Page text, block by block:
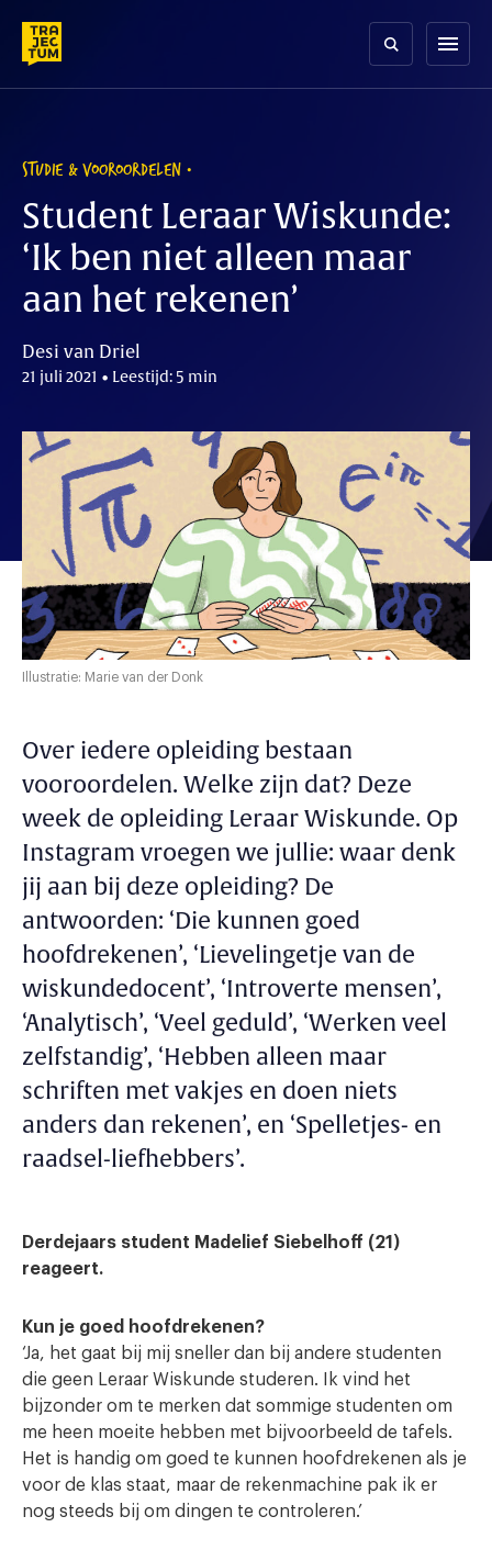
content
menu
STUDIE & VOOROORDELEN
Student Leraar Wiskunde:
‘Ik ben niet alleen maar
aan het rekenen’
Desi van Driel
21 juli 2021 • Leestijd: 5 min
Illustratie: Marie van der Donk
Over iedere opleiding bestaan
vooroordelen. Welke zijn dat? Deze
week de opleiding Leraar Wiskunde. Op
Instagram vroegen we jullie: waar denk
jij aan bij deze opleiding? De
antwoorden: ‘Die kunnen goed
hoofdrekenen’, ‘Lievelingetje van de
wiskundedocent’, ‘Introverte mensen’,
‘Analytisch’, ‘Veel geduld’, ‘Werken veel
zelfstandig’, ‘Hebben alleen maar
schriften met vakjes en doen niets
anders dan rekenen’, en ‘Spelletjes- en
raadsel-liefhebbers’.
Derdejaars student Madelief Siebelhoff (21)
reageert.
Kun je goed hoofdrekenen?
‘Ja, het gaat bij mij sneller dan bij andere studenten
die geen Leraar Wiskunde studeren. Ik vind het
bijzonder om te merken dat sommige studenten om
me heen moeite hebben met bijvoorbeeld de tafels.
Het is handig om goed te kunnen hoofdrekenen als je
voor de klas staat, maar de rekenmachine pak ik er
nog steeds bij om dingen te controleren.’